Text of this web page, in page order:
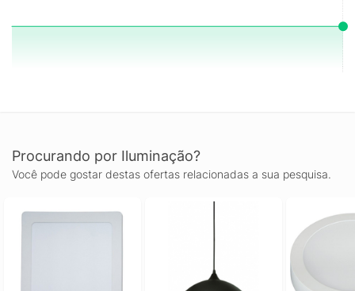
Procurando por Iluminação?
Você pode gostar destas ofertas relacionadas a sua pesquisa.